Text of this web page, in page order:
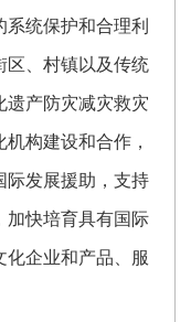
统保护和合理利
区、村镇以及传统
遗产防灾减灾救灾
构建设和合作，
际发展援助，支持
加快培育具有国际
化企业和产品、服